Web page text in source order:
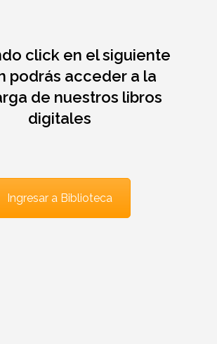
click en el siguiente
podrás acceder a la
de nuestros libros
digitales
Ingresar a Biblioteca